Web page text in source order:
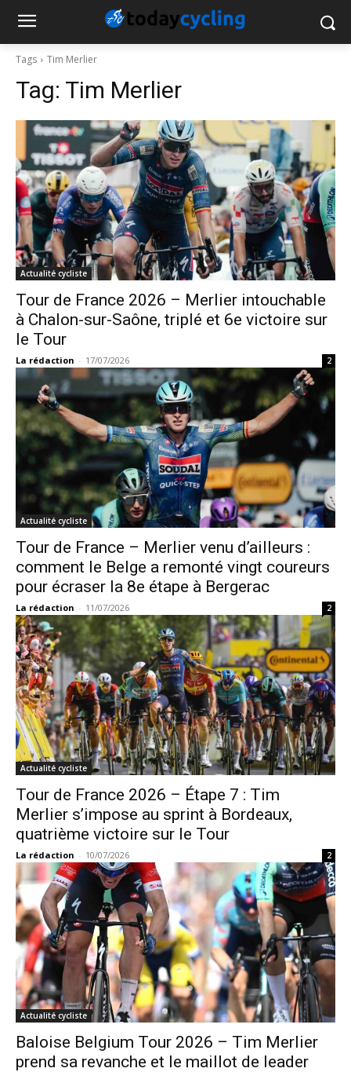
Tags Tim Merlier
Tag: Tim Merlier
Actualité cycliste
Tour de France 2026 – Merlier intouchable
à Chalon-sur-Saône, triplé et 6e victoire sur
le Tour
La rédaction - 17/07/2026 2
Actualité cycliste
Tour de France – Merlier venu d’ailleurs :
comment le Belge a remonté vingt coureurs
pour écraser la 8e étape à Bergerac
La rédaction - 11/07/2026 2
Actualité cycliste
Tour de France 2026 – Étape 7 : Tim
Merlier s’impose au sprint à Bordeaux,
quatrième victoire sur le Tour
La rédaction - 10/07/2026 2
Actualité cycliste
Baloise Belgium Tour 2026 – Tim Merlier
prend sa revanche et le maillot de leader